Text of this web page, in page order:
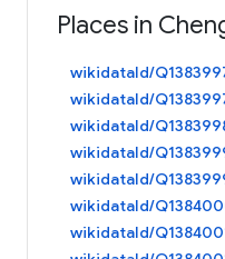
Places in
wikidataId/
wikidataId/
wikidataId/
wikidataId/
wikidataId/
wikidataId/
wikidataId/